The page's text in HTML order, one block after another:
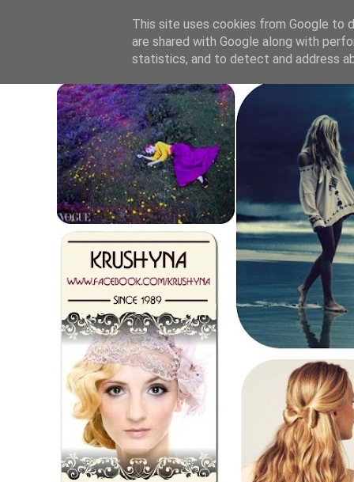
This site uses cookies from Google to
are shared with Google along with
statistics, and to detect and address